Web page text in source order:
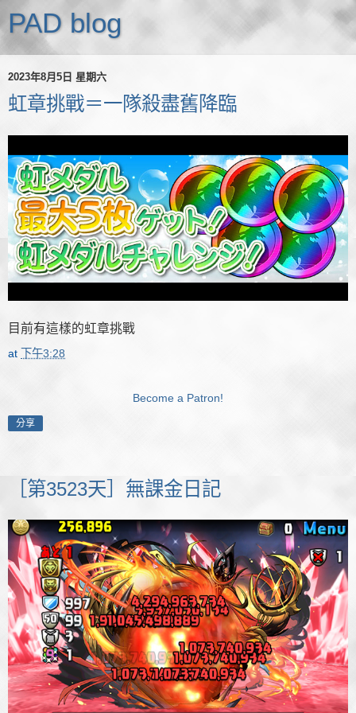
PAD blog
2023年8月5日 星期六
虹章挑戰＝一隊殺盡舊降臨
目前有這樣的虹章挑戰
at 下午3:28
Become a Patron!
分享
［第3523天］無課金日記